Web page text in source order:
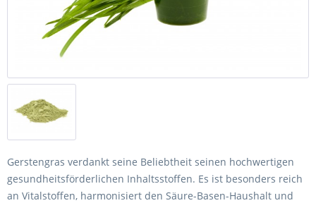
Gerstengras verdankt seine Beliebtheit seinen hochwertigen
gesundheitsförderlichen Inhaltsstoffen. Es ist besonders reich
an Vitalstoffen, harmonisiert den Säure-Basen-Haushalt und